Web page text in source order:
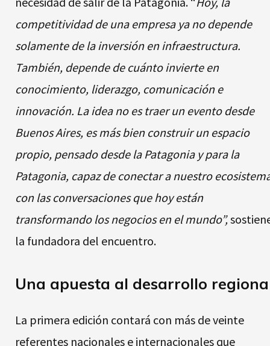
competitividad de una empresa ya no depende
solamente de la inversión en infraestructura.
También, depende de cuánto invierte en
conocimiento, liderazgo, comunicación e
innovación. La idea no es traer un evento desde
Buenos Aires, es más bien construir un espacio
propio, pensado desde la Patagonia y para la
Patagonia, capaz de conectar a nuestro
con las conversaciones que hoy están
transformando los negocios en el mundo”,
la fundadora del encuentro.
Una apuesta al desarrollo
La primera edición contará con más de veinte
referentes nacionales e internacionales que